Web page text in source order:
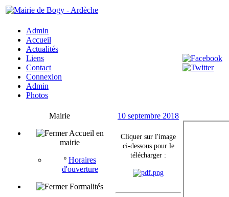
Admin
Accueil
Actualités
Liens
Contact
Connexion
Admin
Photos
Mairie
Accueil en
mairie
º Horaires
d'ouverture
Formalités
10 septembre 2018
Cliquer sur l'image
ci-dessous pour le
télécharger :